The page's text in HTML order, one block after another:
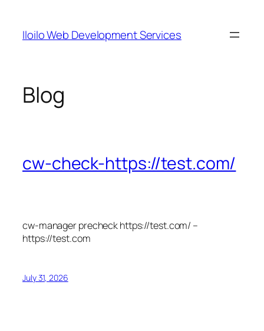
content
Iloilo Web Development Services
Blog
cw-check-https://test.com/
cw-manager precheck https://test.com/ –
https://test.com
July 31, 2026